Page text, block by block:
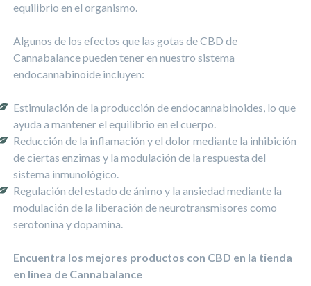
equilibrio en el organismo.
Algunos de los efectos que las gotas de CBD de
Cannabalance pueden tener en nuestro sistema
endocannabinoide incluyen:
Estimulación de la producción de endocannabinoides, lo que
ayuda a mantener el equilibrio en el cuerpo.
Reducción de la inflamación y el dolor mediante la inhibición
de ciertas enzimas y la modulación de la respuesta del
sistema inmunológico.
Regulación del estado de ánimo y la ansiedad mediante la
modulación de la liberación de neurotransmisores como
serotonina y dopamina.
Encuentra los mejores productos con CBD en la tienda
en línea de Cannabalance